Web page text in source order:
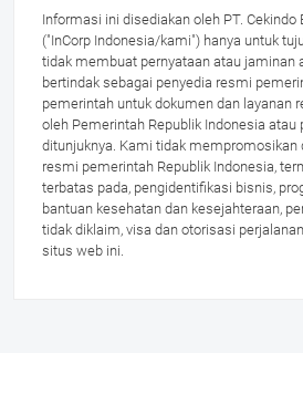
Informasi ini disediakan oleh PT. Cekindo
("InCorp Indonesia/kami") hanya untuk
tidak membuat pernyataan atau jaminan
bertindak sebagai penyedia resmi
pemerintah untuk dokumen dan layanan
oleh Pemerintah Republik Indonesia atau
ditunjuknya. Kami tidak mempromosikan
resmi pemerintah Republik Indonesia,
terbatas pada, pengidentifikasi bisnis,
bantuan kesehatan dan kesejahteraan,
tidak diklaim, visa dan otorisasi
situs web ini.